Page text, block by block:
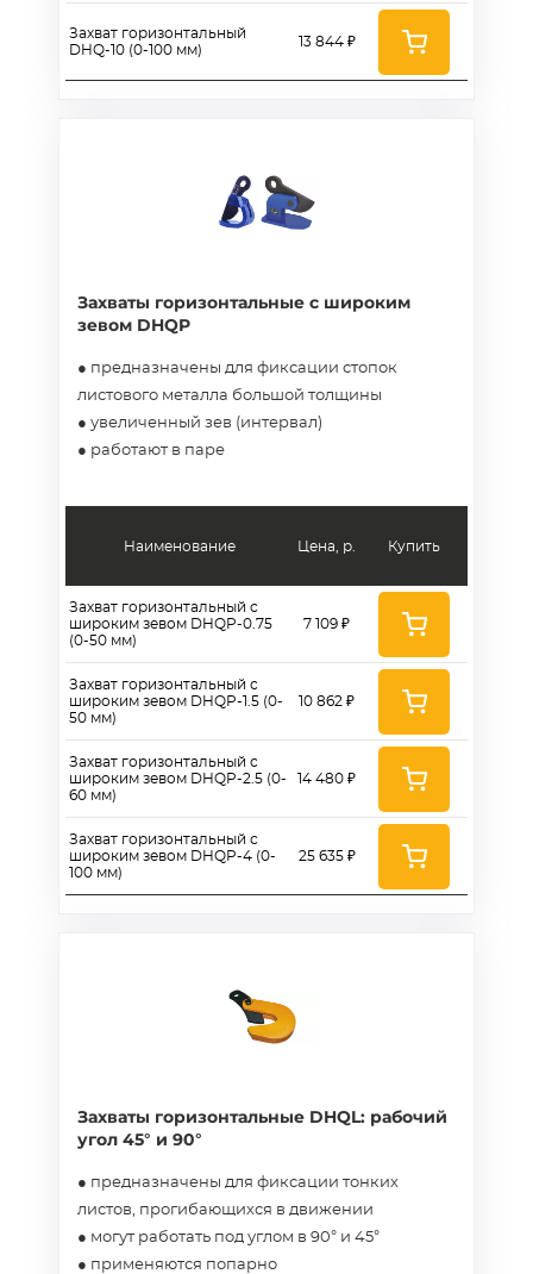
Захват горизонтальный
DHQ-10 (0-100 мм)
13 844 ₽
Захваты горизонтальные с широким
зевом DHQP
● предназначены для фиксации стопок
листового металла большой толщины
● увеличенный зев (интервал)
● работают в паре
Наименование
Захват горизонтальный с
широким зевом DHQP-0.75
(0-50 мм)
Захват горизонтальный с
широким зевом DHQP-1.5 (0-
50 мм)
Захват горизонтальный с
широким зевом DHQP-2.5 (0-
60 мм)
Захват горизонтальный с
широким зевом DHQP-4 (0-
100 мм)
Цена, р.
7 109 ₽
10 862 ₽
14 480 ₽
25 635 ₽
Купить
Захваты горизонтальные DHQL: рабочий
угол 45° и 90°
● предназначены для фиксации тонких
листов, прогибающихся в движении
● могут работать под углом в 90° и 45°
● применяются попарно